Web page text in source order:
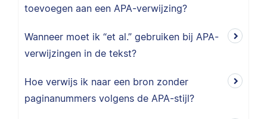
toevoegen aan een APA-verwijzing?
Wanneer moet ik “et al.” gebruiken bij APA-
verwijzingen in de tekst?
Hoe verwijs ik naar een bron zonder
paginanummers volgens de APA-stijl?